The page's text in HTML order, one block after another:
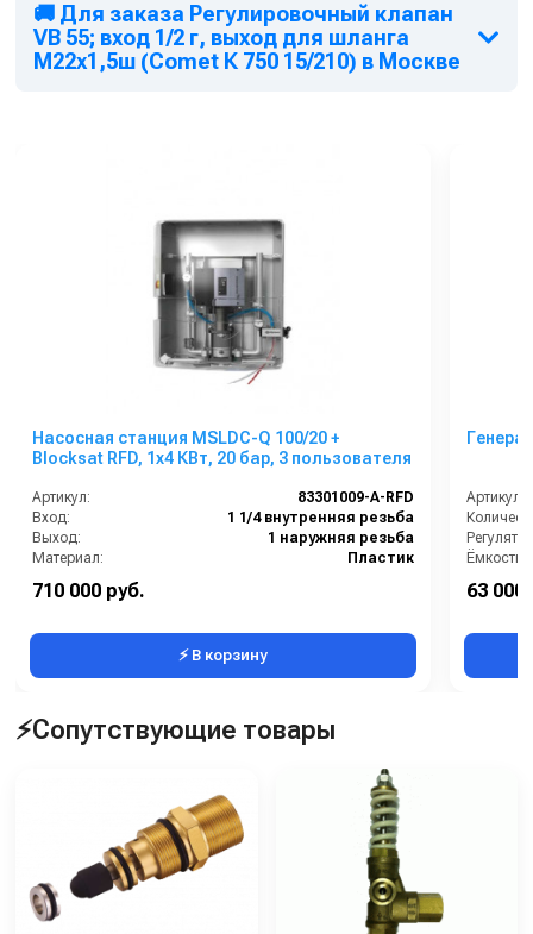
🚚 Для заказа Регулировочный клапан
VB 55; вход 1/2 г, выход для шланга
М22х1,5ш (Comet К 750 15/210) в Москве
Насосная станция MSLDC-Q 100/20 +
Blocksat RFD, 1x4 КВт, 20 бар, 3 пользователя
Артикул:
83301009-A-RFD
Вход:
1 1/4 внутренняя резьба
Выход:
1 наружняя резьба
Материал:
Пластик
Габаритные размеры, мм:
710 000 руб.
⚡ В корзину
Артикул:
Ёмкость
Тип
63 000
⚡Сопутствующие товары